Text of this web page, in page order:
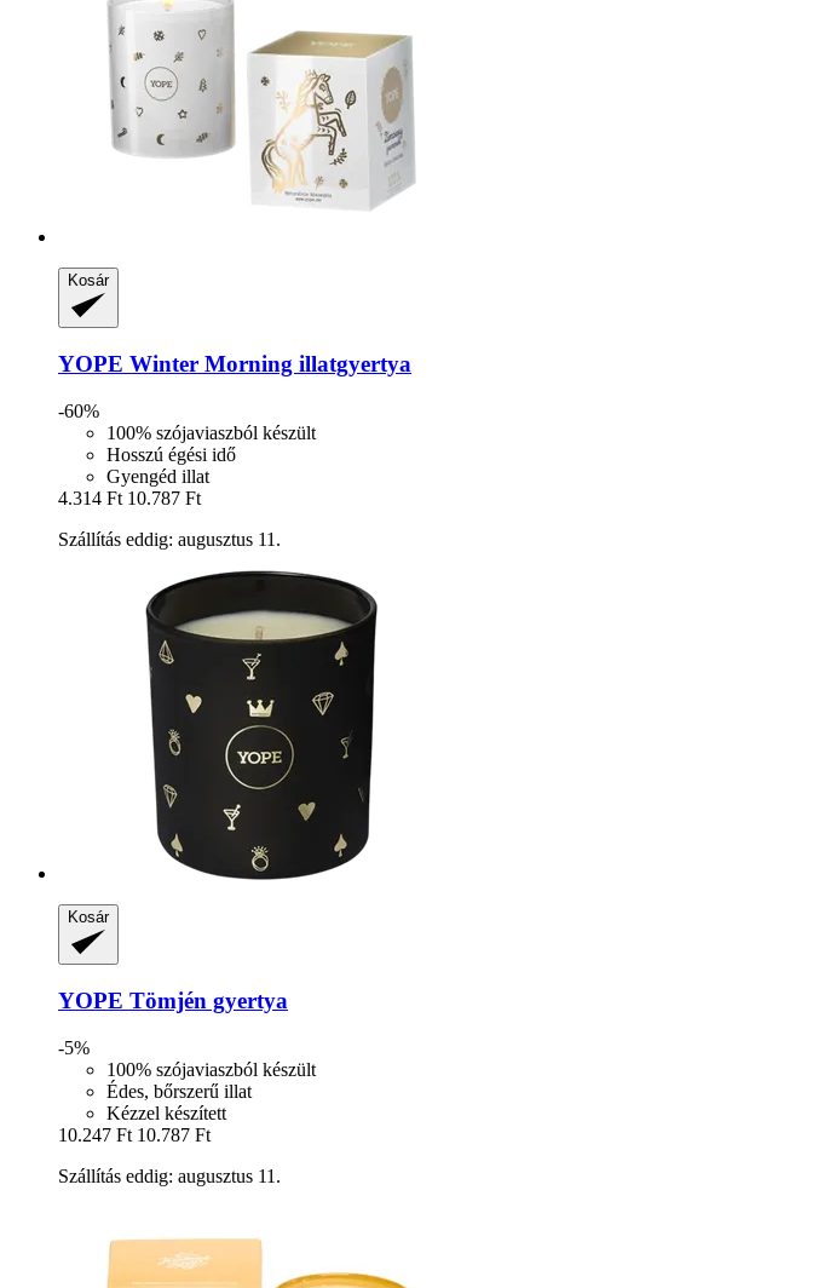
Kosár
YOPE Winter Morning illatgyertya
-60%
100% szójaviaszból készült
Hosszú égési idő
Gyengéd illat
4.314 Ft 10.787 Ft
Szállítás eddig: augusztus 11.
Kosár
YOPE Tömjén gyertya
-5%
100% szójaviaszból készült
Édes, bőrszerű illat
Kézzel készített
10.247 Ft 10.787 Ft
Szállítás eddig: augusztus 11.